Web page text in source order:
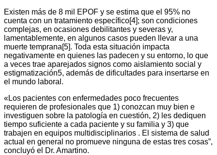
Existen más de 8 mil EPOF y se estima que el 95% no
cuenta con un tratamiento específico[4]; son condiciones
complejas, en ocasiones debilitantes y severas y,
lamentablemente, en algunos casos pueden llevar a una
muerte temprana[5]. Toda esta situación impacta
negativamente en quienes las padecen y su entorno, lo que
a veces trae aparejados signos como aislamiento social y
estigmatización5, además de dificultades para insertarse en
el mundo laboral.
«Los pacientes con enfermedades poco frecuentes
requieren de profesionales que 1) conozcan muy bien e
investiguen sobre la patología en cuestión, 2) les dediquen
tiempo suficiente a cada paciente y su familia y 3) que
trabajen en equipos multidisciplinarios . El sistema de salud
actual en general no promueve ninguna de estas tres cosas”,
concluyó el Dr. Amartino.